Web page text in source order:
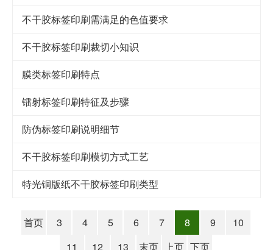
不干胶标签印刷需满足的色值要求
不干胶标签印刷裁切小知识
膜类标签印刷特点
镭射标签印刷特征及步骤
防伪标签印刷说明细节
不干胶标签印刷模切方式工艺
特光铜版纸不干胶标签印刷类型
首页 3 4 5 6 7 8 9
10
11
12 13 末页 上页 下页